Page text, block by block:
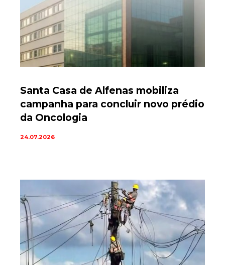
Santa Casa de Alfenas mobiliza
campanha para concluir novo prédio
da Oncologia
24.07.2026